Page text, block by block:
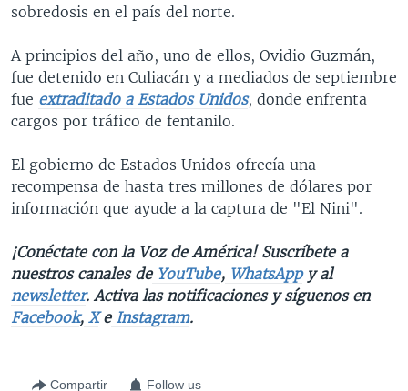
sobredosis en el país del norte.
A principios del año, uno de ellos, Ovidio Guzmán,
fue detenido en Culiacán y a mediados de septiembre
fue extraditado a Estados Unidos, donde enfrenta
cargos por tráfico de fentanilo.
El gobierno de Estados Unidos ofrecía una
recompensa de hasta tres millones de dólares por
información que ayude a la captura de "El Nini".
¡Conéctate con la Voz de América! Suscríbete a
nuestros canales deYouTube, WhatsAppy al
newsletter. Activa las notificaciones y síguenos en
Facebook, XeInstagram.
Compartir Follow us